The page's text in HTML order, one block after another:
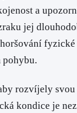
a
jej
pohybu.
rozvíjely svou
kondice je